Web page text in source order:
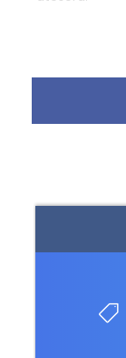
Lugar de
6
desayuno